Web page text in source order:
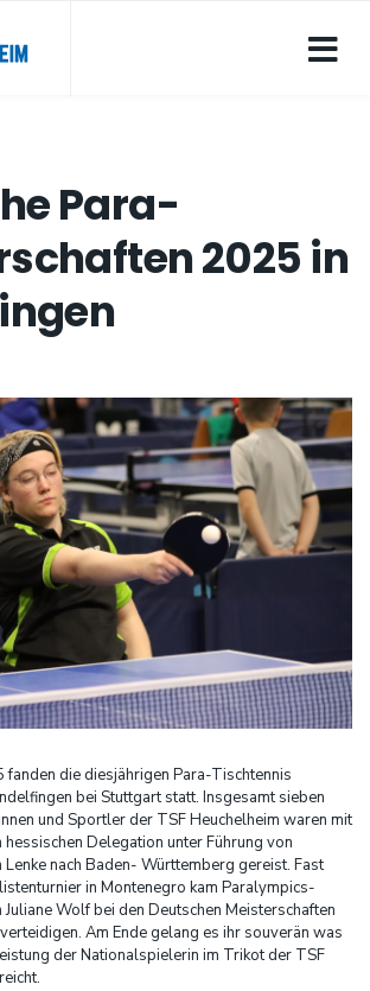
Para-
2025 in
die diesjährigen Para-Tischtennis
bei Stuttgart statt. Insgesamt sieben
und Sportler der TSF Heuchelheim waren mit
Delegation unter Führung von
nach Baden- Württemberg gereist. Fast
in Montenegro kam Paralympics-
Wolf bei den Deutschen Meisterschaften
Am Ende gelang es ihr souverän was
der Nationalspielerin im Trikot der TSF